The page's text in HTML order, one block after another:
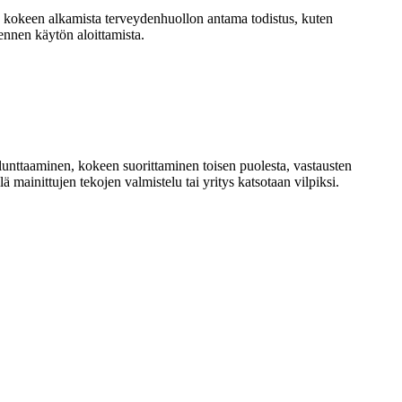
alkamista terveydenhuollon antama todistus, kuten
käytön aloittamista.
kokeen suorittaminen toisen puolesta, vastausten
mainittujen tekojen valmistelu tai yritys katsotaan vilpiksi.